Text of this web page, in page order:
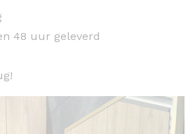
48 uur geleverd